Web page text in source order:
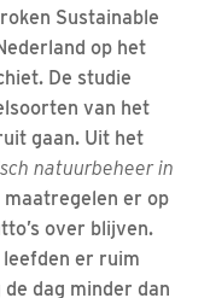
Sustainable
op het
De studie
van het
gaan. Uit het
natuurbeheer in
er op
over blijven.
er ruim
dag minder dan